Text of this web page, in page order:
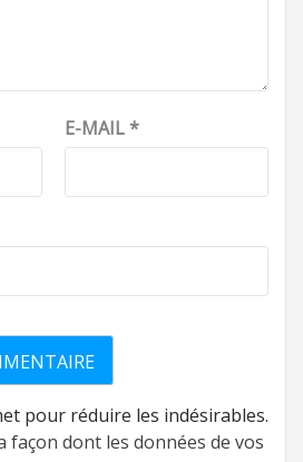
E-MAIL*
pour réduire les indésirables.
façon dont les données de vos